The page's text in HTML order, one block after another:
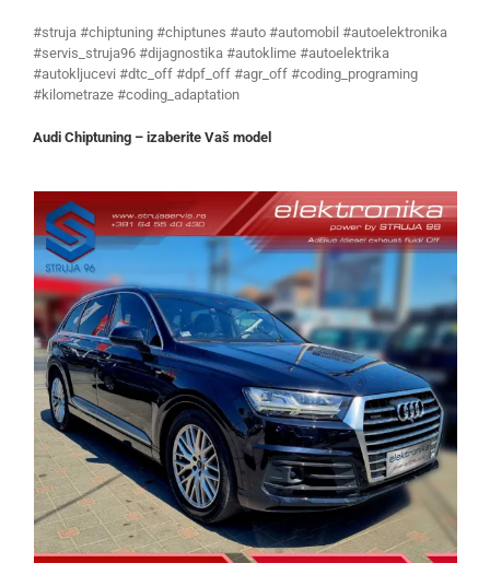
#struja #chiptuning #chiptunes #auto #automobil #autoelektronika
#servis_struja96 #dijagnostika #autoklime #autoelektrika
#autokljucevi #dtc_off #dpf_off #agr_off #coding_programing
#kilometraze #coding_adaptation
Audi Chiptuning – izaberite Vaš model